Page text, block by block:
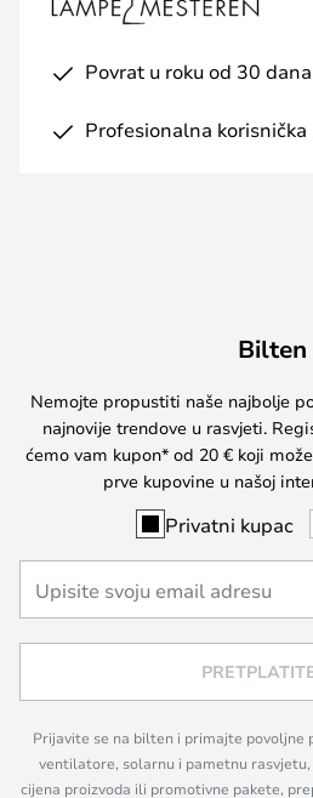
Povrat u roku od 30 dana
Profesionalna korisnička
Bilten
Nemojte propustiti naše najbolje
najnovije trendove u rasvjeti.
ćemo vam kupon* od 20 € koji
prve kupovine u našoj
Privatni kupac
Prijavite se na bilten i primajte povoljne
ventilatore, solarnu i pametnu rasvjetu,
cijena proizvoda ili promotivne pakete,